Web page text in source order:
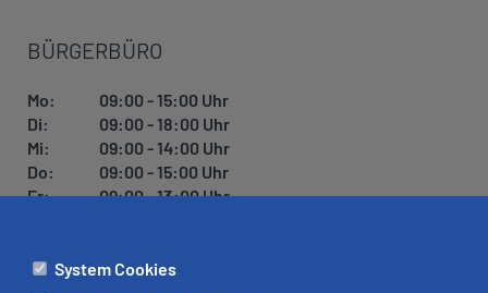
BÜRGERBÜRO
Mo:
09:00 - 15:00 Uhr
Di:
09:00 - 18:00 Uhr
Mi:
09:00 - 14:00 Uhr
Do:
09:00 - 15:00 Uhr
Fr:
09:00 - 13:00 Uhr
ÄMTER
System Cookies